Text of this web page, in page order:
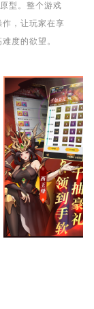
型。整个游戏
作，让玩家在享
度的欲望。